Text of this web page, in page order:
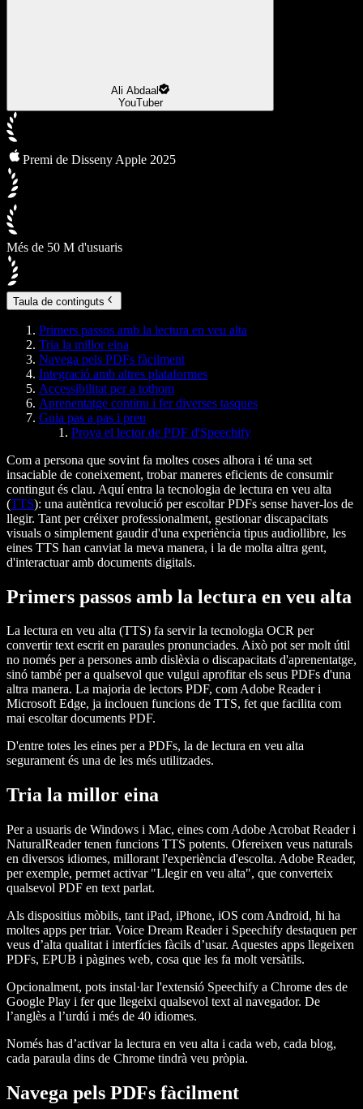
Ali Abdaal
YouTuber
Premi de Disseny Apple 2025
Més de 50 M d'usuaris
Taula de continguts
Primers passos amb la lectura en veu alta
Tria la millor eina
Navega pels PDFs fàcilment
Integració amb altres plataformes
Accessibilitat per a tothom
Aprenentatge continu i fer diverses tasques
Guia pas a pas i preu
Prova el lector de PDF d'Speechify
Com a persona que sovint fa moltes coses alhora i té una set
insaciable de coneixement, trobar maneres eficients de consumir
contingut és clau. Aquí entra la tecnologia de lectura en veu alta
(TTS): una autèntica revolució per escoltar PDFs sense haver-los de
llegir. Tant per créixer professionalment, gestionar discapacitats
visuals o simplement gaudir d'una experiència tipus audiollibre, les
eines TTS han canviat la meva manera, i la de molta altra gent,
d'interactuar amb documents digitals.
Primers passos amb la lectura en veu alta
La lectura en veu alta (TTS) fa servir la tecnologia OCR per
convertir text escrit en paraules pronunciades. Això pot ser molt útil
no només per a persones amb dislèxia o discapacitats d'aprenentatge,
sinó també per a qualsevol que vulgui aprofitar els seus PDFs d'una
altra manera. La majoria de lectors PDF, com Adobe Reader i
Microsoft Edge, ja inclouen funcions de TTS, fet que facilita com
mai escoltar documents PDF.
D'entre totes les eines per a PDFs, la de lectura en veu alta
segurament és una de les més utilitzades.
Tria la millor eina
Per a usuaris de Windows i Mac, eines com Adobe Acrobat Reader i
NaturalReader tenen funcions TTS potents. Ofereixen veus naturals
en diversos idiomes, millorant l'experiència d'escolta. Adobe Reader,
per exemple, permet activar "Llegir en veu alta", que converteix
qualsevol PDF en text parlat.
Als dispositius mòbils, tant iPad, iPhone, iOS com Android, hi ha
moltes apps per triar. Voice Dream Reader i Speechify destaquen per
veus d’alta qualitat i interfícies fàcils d’usar. Aquestes apps llegeixen
PDFs, EPUB i pàgines web, cosa que les fa molt versàtils.
Opcionalment, pots instal·lar l'extensió Speechify a Chrome des de
Google Play i fer que llegeixi qualsevol text al navegador. De
l’anglès a l’urdú i més de 40 idiomes.
Només has d’activar la lectura en veu alta i cada web, cada blog,
cada paraula dins de Chrome tindrà veu pròpia.
Navega pels PDFs fàcilment